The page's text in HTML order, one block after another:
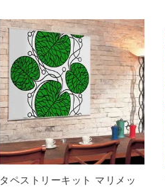
タペストリーキット マリメッ